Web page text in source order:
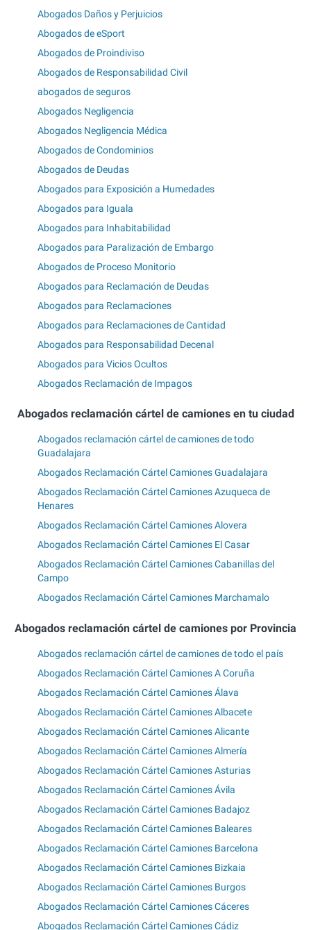
Abogados Daños y Perjuicios
Abogados de eSport
Abogados de Proindiviso
Abogados de Responsabilidad Civil
abogados de seguros
Abogados Negligencia
Abogados Negligencia Médica
Abogados de Condominios
Abogados de Deudas
Abogados para Exposición a Humedades
Abogados para Iguala
Abogados para Inhabitabilidad
Abogados para Paralización de Embargo
Abogados de Proceso Monitorio
Abogados para Reclamación de Deudas
Abogados para Reclamaciones
Abogados para Reclamaciones de Cantidad
Abogados para Responsabilidad Decenal
Abogados para Vicios Ocultos
Abogados Reclamación de Impagos
Abogados reclamación cártel de camiones en tu ciudad
Abogados reclamación cártel de camiones de todo
Guadalajara
Abogados Reclamación Cártel Camiones Guadalajara
Abogados Reclamación Cártel Camiones Azuqueca de
Henares
Abogados Reclamación Cártel Camiones Alovera
Abogados Reclamación Cártel Camiones El Casar
Abogados Reclamación Cártel Camiones Cabanillas del
Campo
Abogados Reclamación Cártel Camiones Marchamalo
Abogados reclamación cártel de camiones por Provincia
Abogados reclamación cártel de camiones de todo el país
Abogados Reclamación Cártel Camiones A Coruña
Abogados Reclamación Cártel Camiones Álava
Abogados Reclamación Cártel Camiones Albacete
Abogados Reclamación Cártel Camiones Alicante
Abogados Reclamación Cártel Camiones Almería
Abogados Reclamación Cártel Camiones Asturias
Abogados Reclamación Cártel Camiones Ávila
Abogados Reclamación Cártel Camiones Badajoz
Abogados Reclamación Cártel Camiones Baleares
Abogados Reclamación Cártel Camiones Barcelona
Abogados Reclamación Cártel Camiones Bizkaia
Abogados Reclamación Cártel Camiones Burgos
Abogados Reclamación Cártel Camiones Cáceres
Abogados Reclamación Cártel Camiones Cádiz